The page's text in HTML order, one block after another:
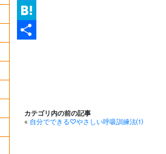
Twitter
Hatena
カテゴリ内の前の記事
« 自分でできる♡やさしい呼吸訓練法⑴